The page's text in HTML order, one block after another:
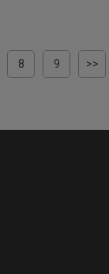
8 9 >>